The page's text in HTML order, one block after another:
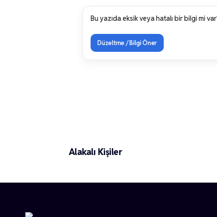
Bu yazıda eksik veya hatalı bir bilgi mi
Düzeltme / Bilgi Öner
Alakalı Kişiler
Selen Öztürk